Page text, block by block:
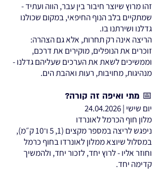
זהו מרוץ שיוצר חיבור בין עבר, הווה ועתיד -
שמתקיים בלב הנוף החיפאי, במקום שכולנו
גדלנו ושירתנו בו.
הריצה אינה רק תחרות, אלא גם הצהרה:
זוכרים את הנופלים, מוקירים את דרכם,
וממשיכים לשאת את הערכים שעליהם גדלנו -
מנהיגות, מחויבות, רעות ואהבת הים.
📅 מתי ואיפה זה קורה?
יום שישי |24.04.2026
מלון חוף הכרמל לאונרדו
ניפגש לריצה במספר מקצים (1, 5 ו־10 ק״מ),
במסלול שיוצא ממלון לאונרדו בחוף כרמל
וחוזר אליו - לרוץ יחד, לזכור יחד, ולהמשיך
קדימה יחד.